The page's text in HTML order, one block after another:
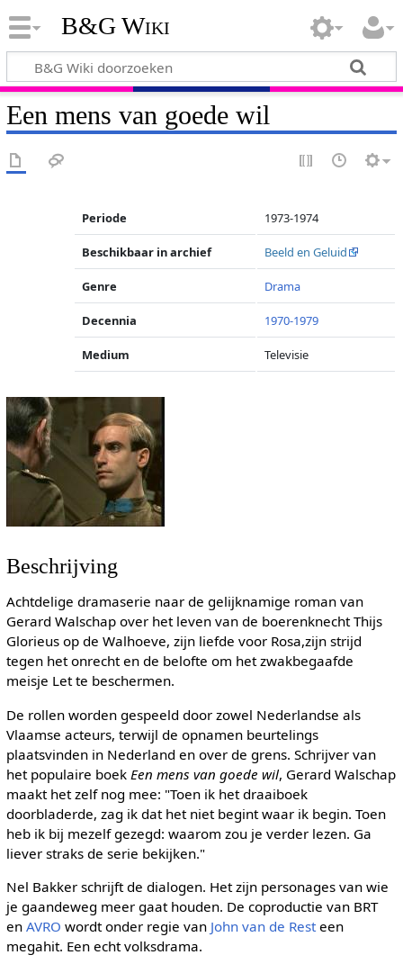
B&G Wiki
Een mens van goede wil
Periode 1973-1974
Beschikbaar in archief Beeld en Geluid
Genre Drama
Decennia 1970-1979
Medium Televisie
Beschrijving
Achtdelige dramaserie naar de gelijknamige roman van
Gerard Walschap over het leven van de boerenknecht Thijs
Glorieus op de Walhoeve, zijn liefde voor Rosa,zijn strijd
tegen het onrecht en de belofte om het zwakbegaafde
meisje Let te beschermen.
De rollen worden gespeeld door zowel Nederlandse als
Vlaamse acteurs, terwijl de opnamen beurtelings
plaatsvinden in Nederland en over de grens. Schrijver van
het populaire boek Een mens van goede wil, Gerard Walschap
maakt het zelf nog mee: "Toen ik het draaiboek
doorbladerde, zag ik dat het niet begint waar ik begin. Toen
heb ik bij mezelf gezegd: waarom zou je verder lezen. Ga
liever straks de serie bekijken."
Nel Bakker schrijft de dialogen. Het zijn personages van wie
je gaandeweg meer gaat houden. De coproductie van BRT
en AVRO wordt onder regie van John van de Resteen
megahit. Een echt volksdrama.